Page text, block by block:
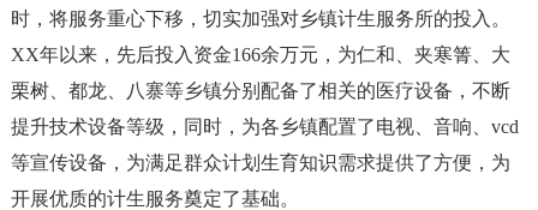
时，将服务重心下移，切实加强对乡镇计生服务所的投入。
XX年以来，先后投入资金166余万元，为仁和、夹寒箐、大
栗树、都龙、八寨等乡镇分别配备了相关的医疗设备，不断
提升技术设备等级，同时，为各乡镇配置了电视、音响、vcd
等宣传设备，为满足群众计划生育知识需求提供了方便，为
开展优质的计生服务奠定了基础。